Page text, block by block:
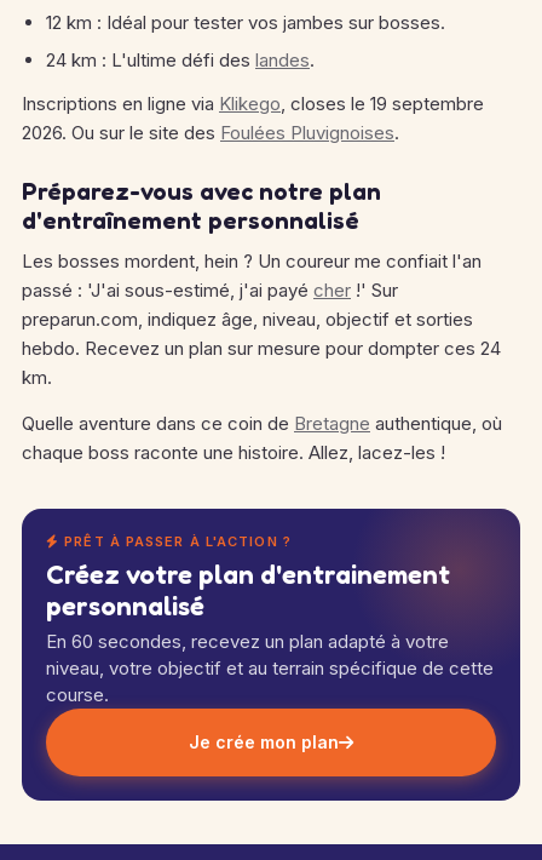
12 km : Idéal pour tester vos jambes sur bosses.
24 km : L'ultime défi des landes.
Inscriptions en ligne via Klikego, closes le 19 septembre
2026. Ou sur le site des Foulées Pluvignoises.
Préparez-vous avec notre plan
d'entraînement personnalisé
Les bosses mordent, hein ? Un coureur me confiait l'an
passé : 'J'ai sous-estimé, j'ai payé cher !' Sur
preparun.com, indiquez âge, niveau, objectif et sorties
hebdo. Recevez un plan sur mesure pour dompter ces 24
km.
Quelle aventure dans ce coin de Bretagne authentique, où
chaque boss raconte une histoire. Allez, lacez-les !
PRÊT À PASSER À L'ACTION ?
Créez votre plan d'entrainement
personnalisé
En 60 secondes, recevez un plan adapté à votre
niveau, votre objectif et au terrain spécifique de cette
course.
Je crée mon plan